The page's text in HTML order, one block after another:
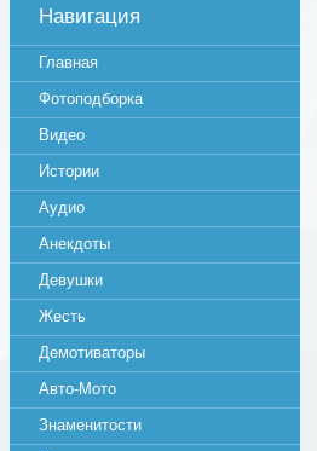
Навигация
Главная
Фотоподборка
Видео
Истории
Аудио
Анекдоты
Девушки
Жесть
Демотиваторы
Авто-Мото
Знаменитости